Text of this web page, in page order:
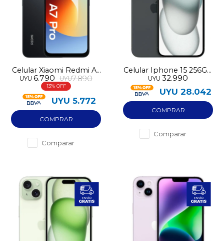
Celular Xiaomi Redmi A7
Pro 128GB 4G
UYU 6.790 UYU7.890
13
UYU 5.772
Comparar
Celular Iphone 15 256GB
pre-utilizado
UYU 32.990
UYU 28.042
Comparar